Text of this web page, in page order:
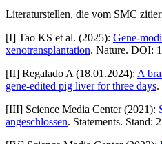
Literaturstellen, die vom SMC
[I] Tao KS et al. (2025): Gene-
xenotransplantation. Nature. DOI:
[II] Regalado A (18.01.2024): A
gene-edited pig liver for three days.
[III] Science Media Center (2021):
angeschlossen. Statements. Stand: